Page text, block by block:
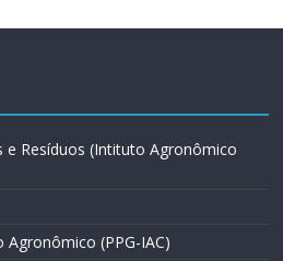
Resíduos (Intituto Agronômico
(PPG-IAC)